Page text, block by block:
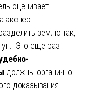
оценивает
эксперт-
землю так,
Это еще раз
должны органично
доказывания.